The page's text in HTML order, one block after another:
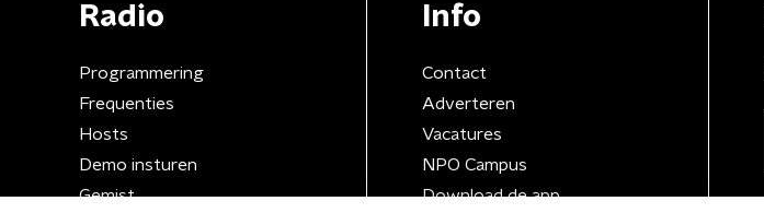
Radio
Programmering
Frequenties
Hosts
Demo insturen
Gemist
Info
Contact
Adverteren
Vacatures
NPO Campus
Download de app